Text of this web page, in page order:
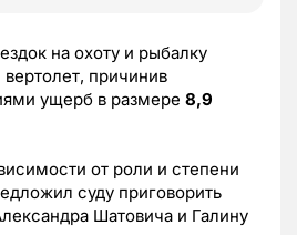
на охоту и рыбалку
причинив
ущерб в размере 8,9
от роли и степени
суду приговорить
Шатовича и Галину